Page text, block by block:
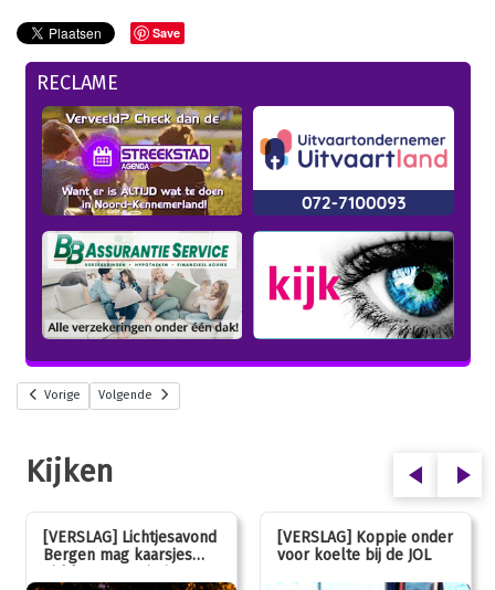
Save
RECLAME
Vorige Volgende
Kijken
[VERSLAG] Lichtjesavond
Bergen mag kaarsjes
[VERSLAG] Koppie onder
voor koelte bij de JOL